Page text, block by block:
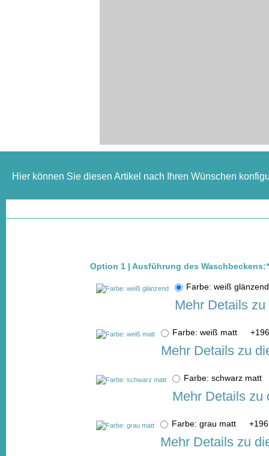
Hier können Sie diesen Artikel nach Ihren Wünschen
Option 1 | Ausführung des Waschbeckens:*
Farbe: weiß
Mehr Details
Farbe: weiß matt +
Mehr Details zu
Farbe: schwarz matt
Mehr Details zu
Farbe: grau matt +
Mehr Details zu